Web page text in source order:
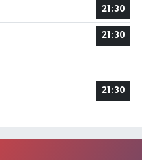
21:30
21:30
21:30